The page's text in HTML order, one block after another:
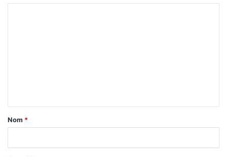
a
r
Nom *